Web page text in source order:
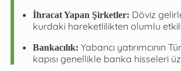
İhracat Yapan Şirketler: Döviz
kurdaki hareketlilikten olumlu
Bankacılık: Yabancı yatırımcının
kapısı genellikle banka hisseleri